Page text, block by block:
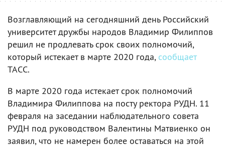
Возглавляющий на сегодняшний день Российский
университет дружбы народов Владимир Филиппов
решил не продлевать срок своих полномочий,
который истекает в марте 2020 года, сообщает
ТАСС.
В марте 2020 года истекает срок полномочий
Владимира Филиппова на посту ректора РУДН. 11
февраля на заседании наблюдательного совета
РУДН под руководством Валентины Матвиенко он
заявил, что не намерен более оставаться на этой